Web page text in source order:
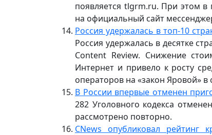
появляется tlgrm.ru. При этом в
на официальный сайт
Россия удержалась в топ-10
Россия удержалась в десятке
Content Review. Снижение
Интернет и привело к росту
операторов на «закон Яровой»
В России впервые отменен
282 Уголовного кодекса
рассмотрено повторно.
CNews опубликовал рейтинг